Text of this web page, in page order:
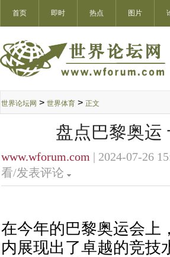
首页 即时 热点 图片
世界论坛网 > 世界体育 > 正文
盘点巴黎奥运
www.wforum.com | 2024-07-26
看/发表评论
在今年的巴黎奥运会上
内展现出了卓越的竞技